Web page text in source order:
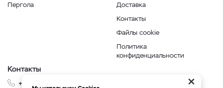
Пергола
Доставка
Контакты
Файлы cookie
Политика
конфиденциальности
Контакты
+7 999 210-35-35 ×